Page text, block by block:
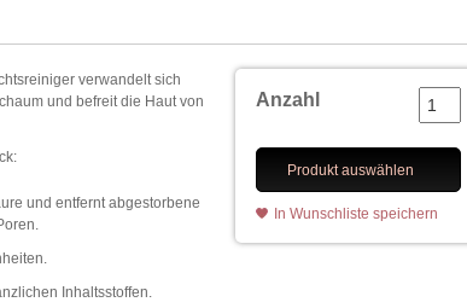
Anzahl
Produkt auswählen
In Wunschliste speichern
verwandelt sich
und befreit die Haut von
und entfernt abgestorbene
Inhaltsstoffen.